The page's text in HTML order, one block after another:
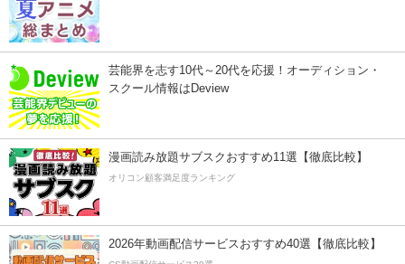
芸能界を志す10代～20代を応援！オーディション・
スクール情報はDeview
漫画読み放題サブスクおすすめ11選【徹底比較】
オリコン顧客満足度ランキング
2026年動画配信サービスおすすめ40選【徹底比較】